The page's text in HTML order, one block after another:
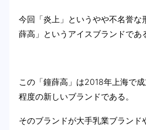
今回「炎上」というやや不名誉な
薛高」というアイスブランドであ
この「鐘薛高」は2018年上海で
程度の新しいブランドである。
そのブランドが大手乳業ブランド